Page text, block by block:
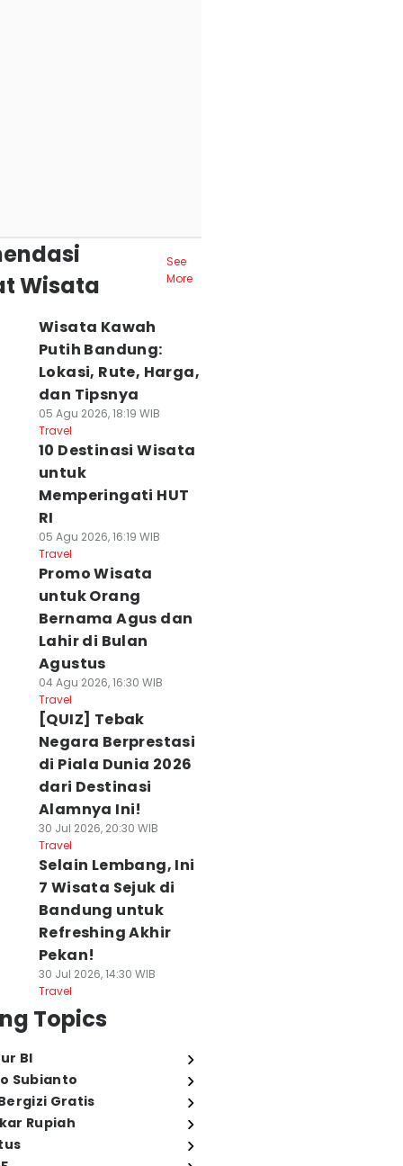
Wisata
See
More
Wisata Kawah
Putih Bandung:
Lokasi, Rute, Harga,
dan Tipsnya
05 Agu 2026, 18:19 WIB
Travel
10 Destinasi Wisata
untuk
Memperingati HUT
RI
05 Agu 2026, 16:19 WIB
Travel
Promo Wisata
untuk Orang
Bernama Agus dan
Lahir di Bulan
Agustus
04 Agu 2026, 16:30 WIB
Travel
[QUIZ] Tebak
Negara Berprestasi
di Piala Dunia 2026
dari Destinasi
Alamnya Ini!
30 Jul 2026, 20:30 WIB
Travel
Selain Lembang, Ini
7 Wisata Sejuk di
Bandung untuk
Refreshing Akhir
Pekan!
30 Jul 2026, 14:30 WIB
Travel
Topics
BI
Subianto
Gratis
Rupiah